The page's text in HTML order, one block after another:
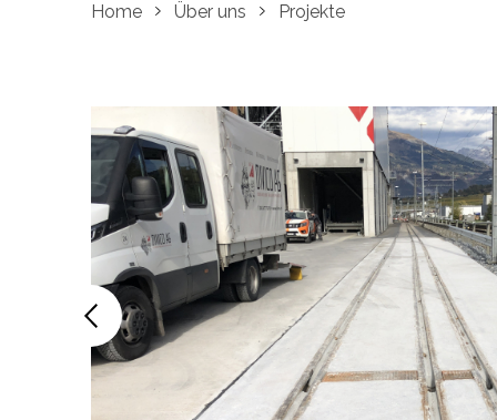
Home Über uns Projekte